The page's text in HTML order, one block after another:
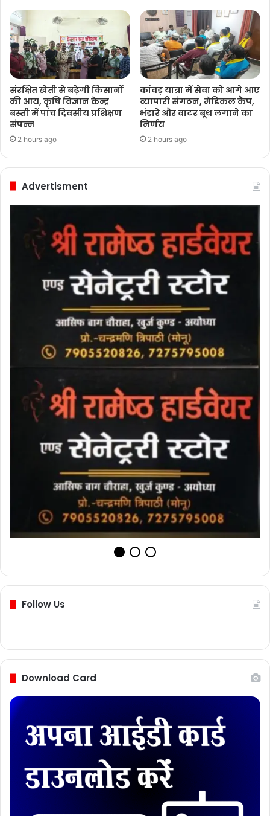
संरक्षित खेती से बढ़ेगी किसानों
की आय, कृषि विज्ञान केन्द्र
बस्ती में पांच दिवसीय प्रशिक्षण
संपन्न
2 hours ago
कांवड़ यात्रा में सेवा को आगे आए
व्यापारी संगठन, मेडिकल कैंप,
भंडारे और वाटर बूथ लगाने का
निर्णय
2 hours ago
Advertisment
Follow Us
Download Card